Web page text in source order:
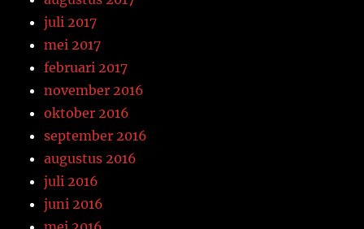
juli 2017
mei 2017
februari 2017
november 2016
oktober 2016
september 2016
augustus 2016
juli 2016
juni 2016